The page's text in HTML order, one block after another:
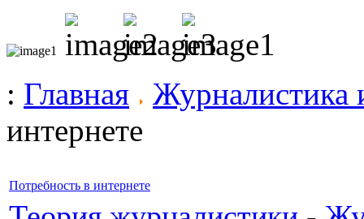
: Главная
Журналистика
интернете
Потребность в интернете